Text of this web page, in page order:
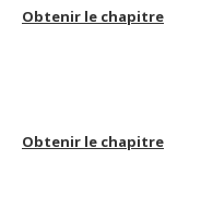
Obtenir le chapitre
Obtenir le chapitre